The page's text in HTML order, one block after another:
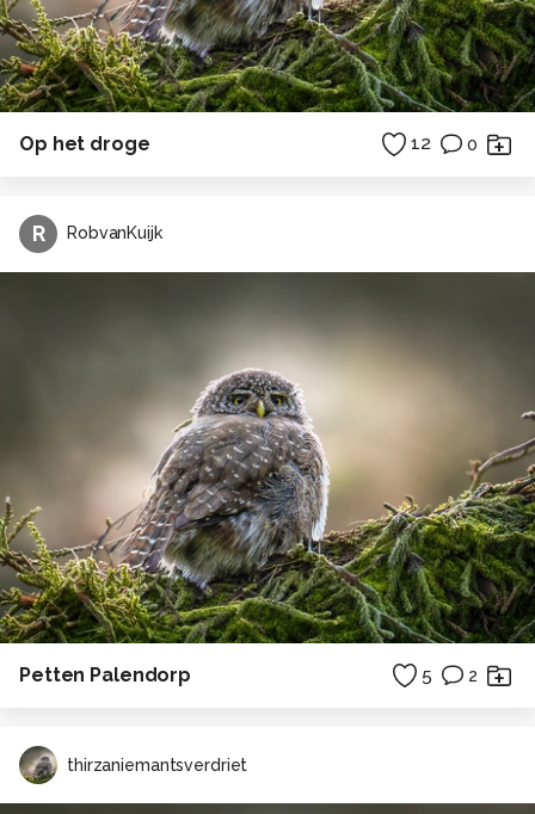
Op het droge 12 0
R RobvanKuijk
Petten Palendorp 5 2
thirzaniemantsverdriet